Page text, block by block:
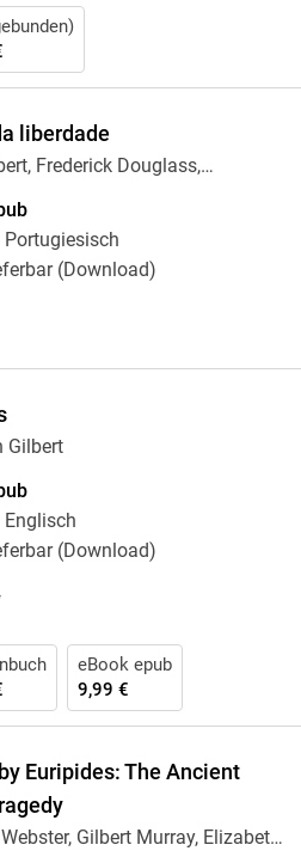
liberdade
Frederick Douglass,
Portugiesisch
(Download)
Gilbert
Englisch
(Download)
eBook epub
9,99 €
Euripides: The Ancient
Gilbert Murray, Elizabeth